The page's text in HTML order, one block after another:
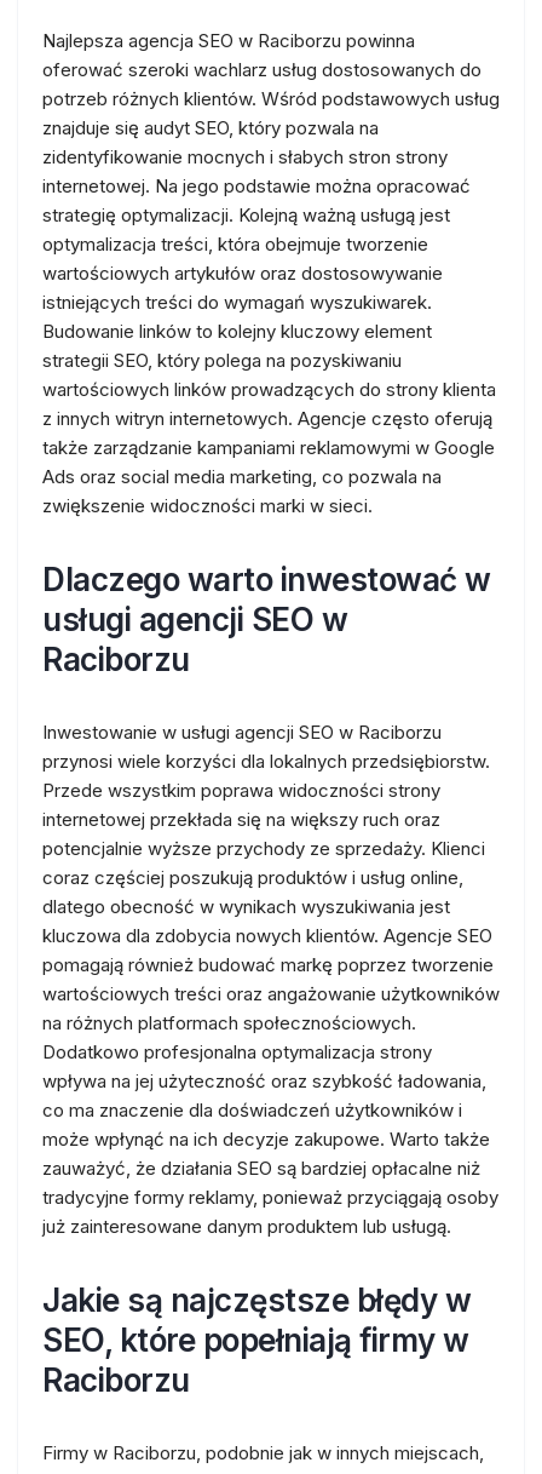
Najlepsza agencja SEO w Raciborzu powinna
oferować szeroki wachlarz usług dostosowanych do
potrzeb różnych klientów. Wśród podstawowych usług
znajduje się audyt SEO, który pozwala na
zidentyfikowanie mocnych i słabych stron strony
internetowej. Na jego podstawie można opracować
strategię optymalizacji. Kolejną ważną usługą jest
optymalizacja treści, która obejmuje tworzenie
wartościowych artykułów oraz dostosowywanie
istniejących treści do wymagań wyszukiwarek.
Budowanie linków to kolejny kluczowy element
strategii SEO, który polega na pozyskiwaniu
wartościowych linków prowadzących do strony klienta
z innych witryn internetowych. Agencje często oferują
także zarządzanie kampaniami reklamowymi w Google
Ads oraz social media marketing, co pozwala na
zwiększenie widoczności marki w sieci.
Dlaczego warto inwestować w
usługi agencji SEO w
Raciborzu
Inwestowanie w usługi agencji SEO w Raciborzu
przynosi wiele korzyści dla lokalnych przedsiębiorstw.
Przede wszystkim poprawa widoczności strony
internetowej przekłada się na większy ruch oraz
potencjalnie wyższe przychody ze sprzedaży. Klienci
coraz częściej poszukują produktów i usług online,
dlatego obecność w wynikach wyszukiwania jest
kluczowa dla zdobycia nowych klientów. Agencje SEO
pomagają również budować markę poprzez tworzenie
wartościowych treści oraz angażowanie użytkowników
na różnych platformach społecznościowych.
Dodatkowo profesjonalna optymalizacja strony
wpływa na jej użyteczność oraz szybkość ładowania,
co ma znaczenie dla doświadczeń użytkowników i
może wpłynąć na ich decyzje zakupowe. Warto także
zauważyć, że działania SEO są bardziej opłacalne niż
tradycyjne formy reklamy, ponieważ przyciągają osoby
już zainteresowane danym produktem lub usługą.
Jakie są najczęstsze błędy w
SEO, które popełniają firmy w
Raciborzu
Firmy w Raciborzu, podobnie jak w innych miejscach,